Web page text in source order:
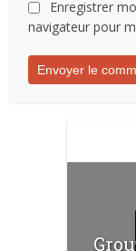
Enregistrer
navigateur pour